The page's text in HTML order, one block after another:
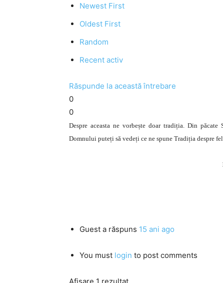
Newest First
Oldest First
Random
Recent activ
Răspunde la această întrebare
0
0
Despre aceasta ne vorbește doar tradiția. Din
Domnului puteți să vedeți ce ne spune Tradiția despre
Guest a răspuns 15 ani ago
You must login to post comments